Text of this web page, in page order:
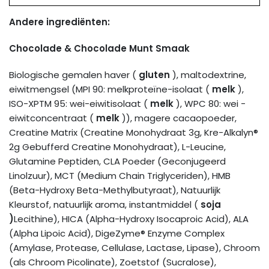
Andere ingrediënten:
Chocolade & Chocolade Munt Smaak
Biologische gemalen haver ( gluten ), maltodextrine,
eiwitmengsel (MPI 90: melkproteïne-isolaat ( melk),
ISO-XPTM 95: wei-eiwitisolaat ( melk), WPC 80: wei -
eiwitconcentraat ( melk)), magere cacaopoeder,
Creatine Matrix (Creatine Monohydraat 3g, Kre-Alkalyn®
2g Gebufferd Creatine Monohydraat), L-Leucine,
Glutamine Peptiden, CLA Poeder (Geconjugeerd
Linolzuur), MCT (Medium Chain Triglyceriden), HMB
(Beta-Hydroxy Beta-Methylbutyraat), Natuurlijk
Kleurstof, natuurlijk aroma, instantmiddel ( soja
)Lecithine), HICA (Alpha-Hydroxy Isocaproic Acid), ALA
(Alpha Lipoic Acid), DigeZyme® Enzyme Complex
(Amylase, Protease, Cellulase, Lactase, Lipase), Chroom
(als Chroom Picolinate), Zoetstof (Sucralose),